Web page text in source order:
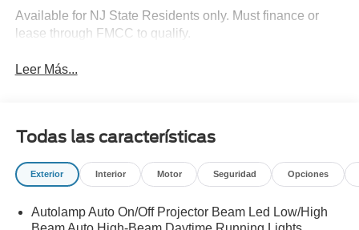
Available for NJ State Residents only. Must finance or
lease through FMCC to qualify.
Leer Más...
Todas las características
Exterior Interior Motor Seguridad Opciones
Autolamp Auto On/Off Projector Beam Led Low/High